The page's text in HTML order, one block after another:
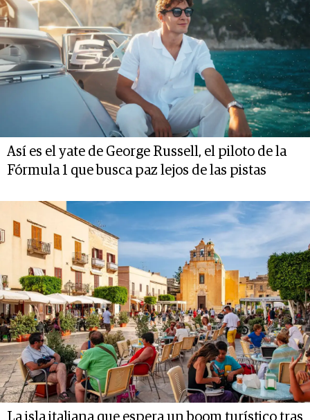
Así es el yate de George Russell, el piloto de la
Fórmula 1 que busca paz lejos de las pistas